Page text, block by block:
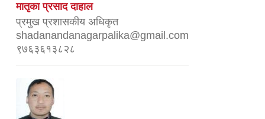
मातृका प्रसाद दाहाल
प्रमुख प्रशासकीय अधिकृत
shadanandanagarpalika@gmail.com
९७६३६१३८२८